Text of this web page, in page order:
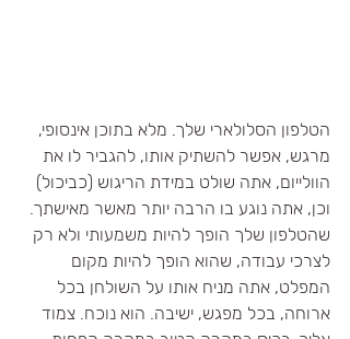
הטלפון הסלולארי שלך. מלא בתוכן אינסופי,
מרגש, אפשר להשתיק אותו, להגביר לו את
הוולייום, אתה שולט במידת הריגוש (כביכול)
וכן, אתה נוגע בו הרבה יותר מאשר מאישתך.
שהטלפון שלך הופך להיות משמעותי ולא רק
לצרכי עבודה, שהוא הופך להיות מקום
המפלט, אתה מניח אותו על השולחן בכל
ארוחה, בכל מפגש, ישיבה. הוא נוכח. צמוד